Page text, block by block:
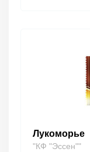
Лукоморье
"КФ "Эссен""